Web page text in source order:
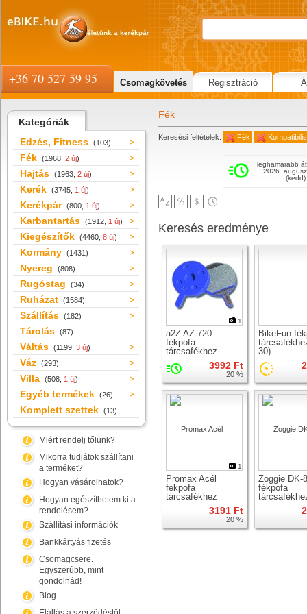
Kategóriák
Edzés, Fitness (103)
Fék (1968, 2 új)
Hajtás (1963, 2 új)
Kerék (3745, 1 új)
Kerékpár (800, 1 új)
Karbantartás (1912, 1 új)
Kiegészítők (4460, 8 új)
Kormány (1431)
Nyereg (808)
Rugóstag (34)
Ruházat (1584)
Szállítás (182)
Tárolás (87)
Váltás (1199, 3 új)
Váz (293)
Villa (508, 1 új)
Egyéb termékek (26)
Komplett szettek (13)
Miért rendelj tőlünk?
Mikorra tudjátok szállítani
a terméket?
Hogyan vásárolhatok?
Hogyan egészíthetem ki a
rendelésem?
Szállítási információk
Bankkártyás fizetés
Csomagcsere.
Egyszerűbb, mint
gondolnád!
Blog
Fék
Keresési feltételek: Fék
leghamarabb
2026.
(kedd)
Keresés eredménye
1
a2Z AZ-720
fékpofa
tárcsafékhez
3992 Ft
20 %
BikeFun
30)
1
Promax Acél
fékpofa
tárcsafékhez
3191 Ft
20 %
Zoggie DK-
fékpofa
+36 70 527 59 95 Csomagkövetés Regisztráció